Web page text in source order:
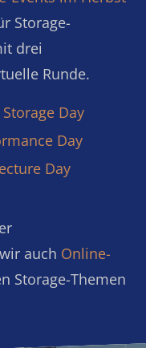
Storage-
drei
Runde.
Day
Day
Day
auch Online-
Storage-Themen